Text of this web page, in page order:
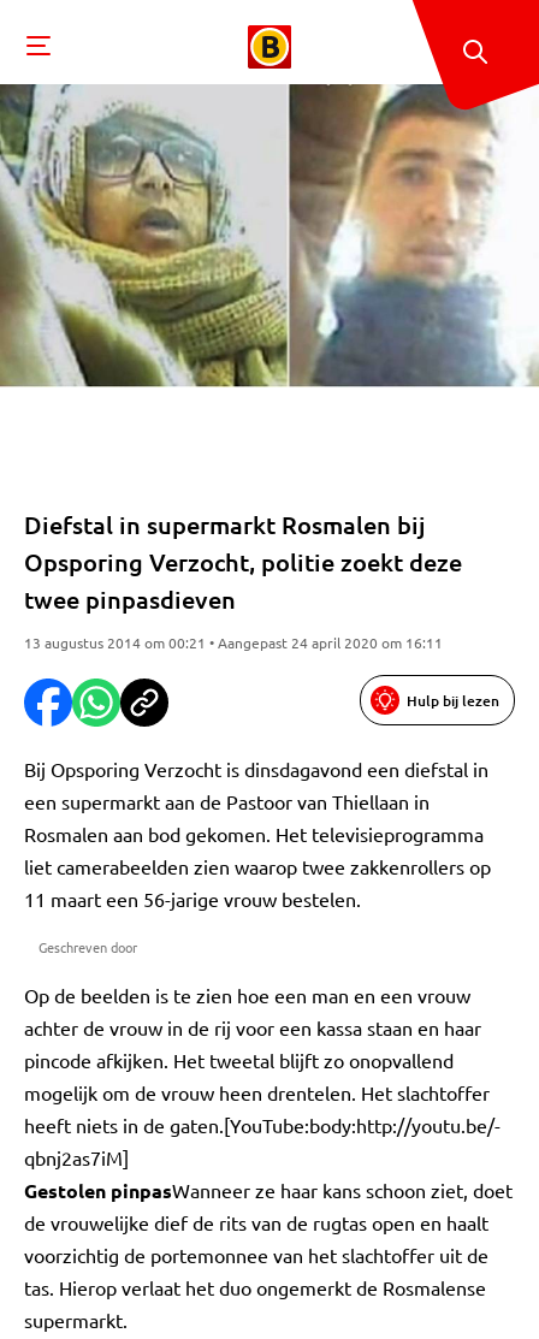
Diefstal in supermarkt Rosmalen bij
Opsporing Verzocht, politie zoekt deze
twee pinpasdieven
13 augustus 2014 om 00:21 • Aangepast 24 april 2020 om 16:11
Hulp bij lezen
Bij Opsporing Verzocht is dinsdagavond een diefstal in
een supermarkt aan de Pastoor van Thiellaan in
Rosmalen aan bod gekomen. Het televisieprogramma
liet camerabeelden zien waarop twee zakkenrollers op
11 maart een 56-jarige vrouw bestelen.
Geschreven door
Op de beelden is te zien hoe een man en een vrouw
achter de vrouw in de rij voor een kassa staan en haar
pincode afkijken. Het tweetal blijft zo onopvallend
mogelijk om de vrouw heen drentelen. Het slachtoffer
heeft niets in de gaten.[YouTube:body:http://youtu.be/-
qbnj2as7iM]
Gestolen pinpasWanneer ze haar kans schoon ziet, doet
de vrouwelijke dief de rits van de rugtas open en haalt
voorzichtig de portemonnee van het slachtoffer uit de
tas. Hierop verlaat het duo ongemerkt de Rosmalense
supermarkt.